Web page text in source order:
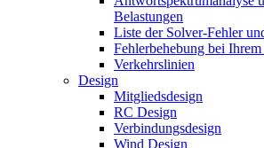
Belastungen
Liste der Solver-Fehler
Fehlerbehebung bei
Verkehrslinien
Design
Mitgliedsdesign
RC Design
Verbindungsdesign
Wind Design